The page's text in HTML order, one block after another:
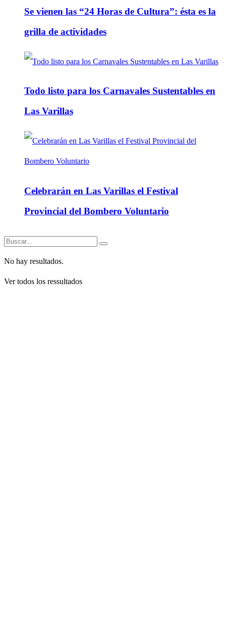
Se vienen las “24 Horas de Cultura”: ésta es la
grilla de actividades
Todo listo para los Carnavales Sustentables en
Las Varillas
Celebrarán en Las Varillas el Festival
Provincial del Bombero Voluntario
No hay resultados.
Ver todos los ressultados